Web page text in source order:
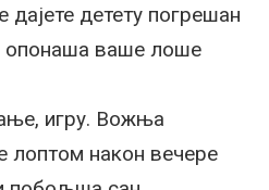
дајете детету погрешан
опонаша ваше лоше
игру. Вожња
лоптом након вечере